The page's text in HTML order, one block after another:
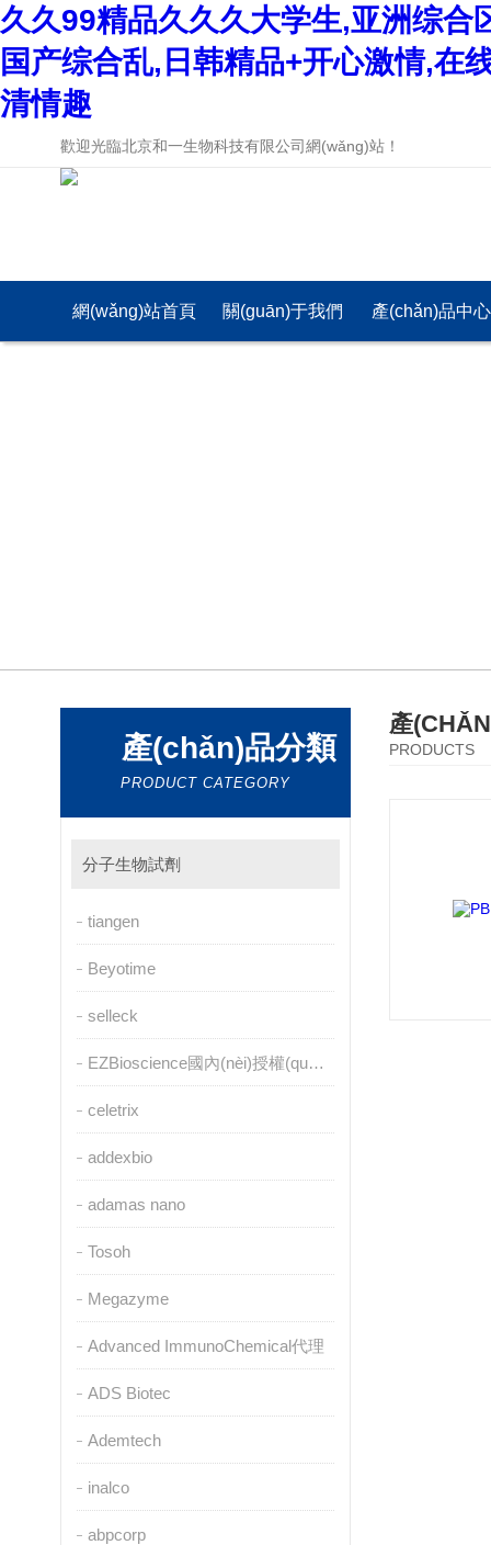
久久99精品久久久大学生,亚洲综
国产综合乱,日韩精品+开心激情,在
清情趣
歡迎光臨北京和一生物科技有限公司網(wǎng)站！
網(wǎng)站首頁 關(guān)于我們 產(chǎn)品中心
產(chǎn)品分類
PRODUCT CATEGORY
分子生物試劑
tiangen
Beyotime
selleck
EZBioscience國內(nèi)授權(quán)代理
celetrix
addexbio
adamas nano
Tosoh
Megazyme
Advanced ImmunoChemical代理
ADS Biotec
Ademtech
inalco
abpcorp
產
PRODUCTS